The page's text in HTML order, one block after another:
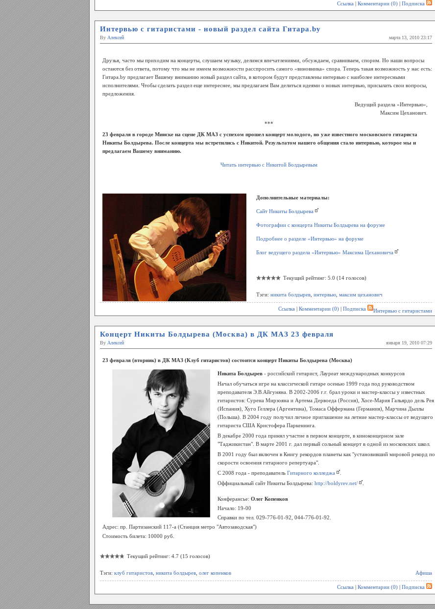
Ссылка | Комментарии (0) | Подписка
Интервью с гитаристами - новый раздел сайта Гитара.by
By Алексей марта 13, 2010 23:17
Друзья, часто мы приходим на концерты, слушаем музыку, делимся впечатлениями, обсуждаем, сравниваем, спорим. Но наши вопросы
остаются без ответа, потому что мы не имеем возможности расспросить самого «виновника» спора. Теперь такая возможность у нас есть:
Гитара.by предлагает Вашему вниманию новый раздел сайта, в котором будут представлены интервью с наиболее интересными
исполнителями. Чтобы сделать раздел еще интереснее, мы предлагаем Вам делиться идеями о новых интервью, присылать свои вопросы,
предложения.
Ведущий раздела «Интервью»,
Максим Цеханович.
***
23 февраля в городе Минске на сцене ДК МАЗ с успехом прошел концерт молодого, но уже известного московского гитариста
Никиты Болдырева. После концерта мы встретились с Никитой. Результатом нашего общения стало интервью, которое мы и
предлагаем Вашему вниманию.
Читать интервью с Никитой Болдыревым
Дополнительные материалы:
Сайт Никиты Болдырева
Фотографии с концерта Никиты Болдырева на форуме
Подробнее о разделе «Интервью» на форуме
Блог ведущего раздела «Интервью» Максима Цехановича
Текущий рейтинг: 5.0 (14 голосов)
Тэги: никита болдырев интервью максим цеханович
Интервью с гитаристами
Ссылка | Комментарии (0) | Подписка
Концерт Никиты Болдырева (Москва) в ДК МАЗ 23 февраля
By Алексей января 19, 2010 07:29
23 февраля (вторник) в ДК МАЗ (Клуб гитаристов) состоится концерт Никиты Болдырева (Москва)
Никита Болдырев - российский гитарист, Лауреат международных конкурсов
Начал обучаться игре на классической гитаре осенью 1999 года под руководством
преподавателя Э.В.Айгуняна. В 2002-2006 г.г. брал уроки и мастер-классы у известных
гитаристов: Сурена Мирзояна и Артема Дервоеда (Россия), Хосе-Мария Гальярдо дель Рея
(Испания), Хуго Геллера (Аргентина), Томаса Оффермана (Германия), Марчина Дыллы
(Польша). B 2004 году получил личное приглашение на летние мастер-классы от ведущего
гитариста США Кристофера Паркенинга.
В декабре 2000 года принял участие в первом концерте, в киноконцерном зале
"Таджикистан". В марте 2001 г. дал первый сольный концерт в одной из московских школ.
В 2001 году был включен в Книгу рекордов планеты как "установивший мировой рекорд по
скорости освоения гитарного репертуара".
С 2008 года - преподаватель Гитарного колледжа
Оффициальный сайт Никиты Болдырева: http://boldyrev.net/
Конферансье: Олег Копенков
Начало: 19-00
Справки по тел. 029-776-01-92, 044-776-01-92.
Адрес: пр. Партизанский 117-а (Станция метро "Автозаводская")
Стоимость билета: 10000 руб.
Текущий рейтинг: 4.7 (15 голосов)
Тэги: клуб гитаристов никита болдырев олег копенков Афиша
Ссылка | Комментарии (0) | Подписка